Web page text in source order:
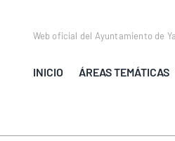
Web oficial del Ayuntamiento de
INICIO ÁREAS TEMÁTICAS